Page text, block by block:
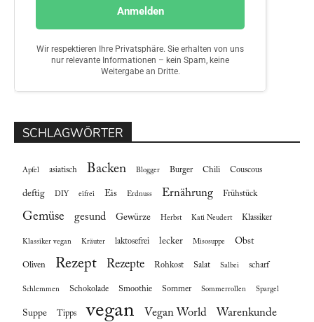
SCHLAGWÖRTER
Apfel asiatisch Backen Blogger Burger Chili Couscous
deftig DIY eifrei Eis Erdnuss Ernährung Frühstück
Gemüse gesund Gewürze Herbst Kati Neudert Klassiker
Klassiker vegan Kräuter laktosefrei lecker Misosuppe Obst
Oliven Rezept Rezepte Rohkost Salat Salbei scharf
Schlemmen Schokolade Smoothie Sommer Sommerrollen Spargel
Suppe Tipps vegan Vegan World Warenkunde